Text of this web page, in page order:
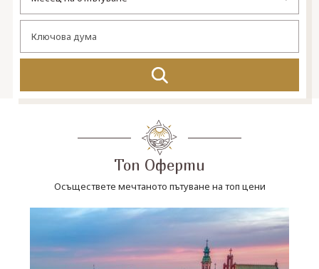
Топ Оферти
Осъществете мечтаното пътуване на топ цени